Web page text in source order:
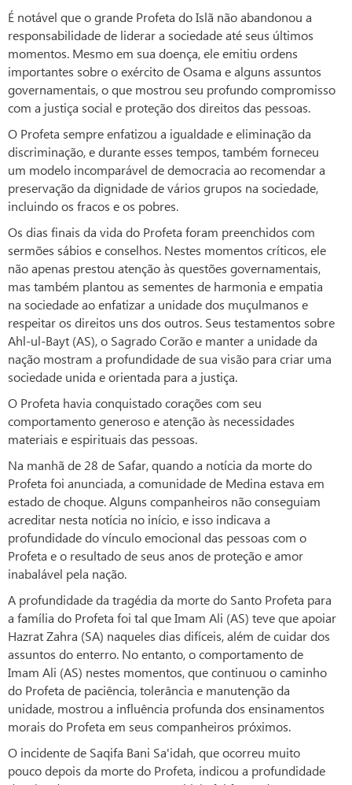
É notável que o grande Profeta do Islã não abandonou a
responsabilidade de liderar a sociedade até seus últimos
momentos. Mesmo em sua doença, ele emitiu ordens
importantes sobre o exército de Osama e alguns assuntos
governamentais, o que mostrou seu profundo compromisso
com a justiça social e proteção dos direitos das pessoas.
O Profeta sempre enfatizou a igualdade e eliminação da
discriminação, e durante esses tempos, também forneceu
um modelo incomparável de democracia ao recomendar a
preservação da dignidade de vários grupos na sociedade,
incluindo os fracos e os pobres.
Os dias finais da vida do Profeta foram preenchidos com
sermões sábios e conselhos. Nestes momentos críticos, ele
não apenas prestou atenção às questões governamentais,
mas também plantou as sementes de harmonia e empatia
na sociedade ao enfatizar a unidade dos muçulmanos e
respeitar os direitos uns dos outros. Seus testamentos sobre
Ahl-ul-Bayt (AS), o Sagrado Corão e manter a unidade da
nação mostram a profundidade de sua visão para criar uma
sociedade unida e orientada para a justiça.
O Profeta havia conquistado corações com seu
comportamento generoso e atenção às necessidades
materiais e espirituais das pessoas.
Na manhã de 28 de Safar, quando a notícia da morte do
Profeta foi anunciada, a comunidade de Medina estava em
estado de choque. Alguns companheiros não conseguiam
acreditar nesta notícia no início, e isso indicava a
profundidade do vínculo emocional das pessoas com o
Profeta e o resultado de seus anos de proteção e amor
inabalável pela nação.
A profundidade da tragédia da morte do Santo Profeta para
a família do Profeta foi tal que Imam Ali (AS) teve que apoiar
Hazrat Zahra (SA) naqueles dias difíceis, além de cuidar dos
assuntos do enterro. No entanto, o comportamento de
Imam Ali (AS) nestes momentos, que continuou o caminho
do Profeta de paciência, tolerância e manutenção da
unidade, mostrou a influência profunda dos ensinamentos
morais do Profeta em seus companheiros próximos.
O incidente de Saqifa Bani Sa'idah, que ocorreu muito
pouco depois da morte do Profeta, indicou a profundidade